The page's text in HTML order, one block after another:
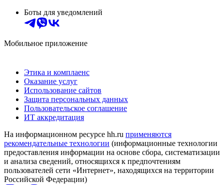
Боты для уведомлений
Мобильное приложение
Этика и комплаенс
Оказание услуг
Использование сайтов
Защита персональных данных
Пользовательское соглашение
ИТ аккредитация
На информационном ресурсе hh.ru применяются
рекомендательные технологии (информационные технологии
предоставления информации на основе сбора, систематизации
и анализа сведений, относящихся к предпочтениям
пользователей сети «Интернет», находящихся на территории
Российской Федерации)